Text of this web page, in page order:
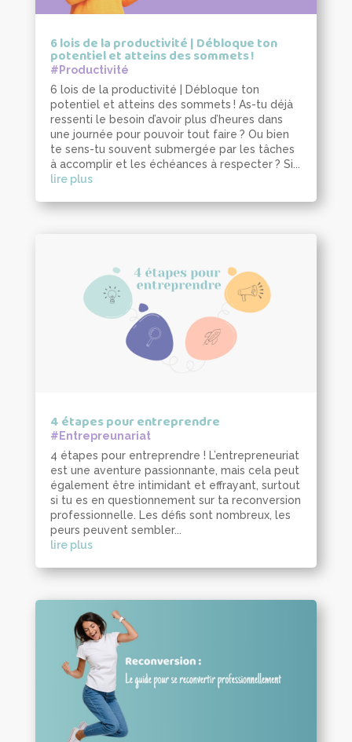
6 lois de la productivité | Débloque ton
potentiel et atteins des sommets !
#Productivité
6 lois de la productivité | Débloque ton
potentiel et atteins des sommets ! As-tu déjà
ressenti le besoin d’avoir plus d’heures dans
une journée pour pouvoir tout faire ? Ou bien
te sens-tu souvent submergée par les tâches
à accomplir et les échéances à respecter ? Si...
lire plus
4 étapes pour entreprendre
#Entrepreunariat
4 étapes pour entreprendre ! L’entrepreneuriat
est une aventure passionnante, mais cela peut
également être intimidant et effrayant, surtout
si tu es en questionnement sur ta reconversion
professionnelle. Les défis sont nombreux, les
peurs peuvent sembler...
lire plus